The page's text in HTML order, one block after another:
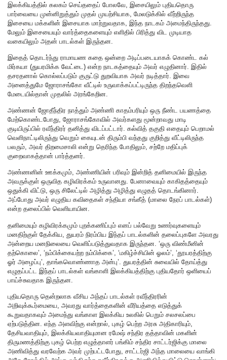
இலக்கியத்தில் கலகம் செய்ததைப் போலவே, இசையிலும் புதியதொரு
பார்வையை முன்னிறுத்தும் முதல் முயற்சியாக, மேலடுக்கில் வீற்றிருந்த
இசையை மக்களின் இசையாக மாற்றுவதாக, இந்த நாடகம் அமைந்திருந்தது.
மேலும் இசையையும் வார்த்தைகளையும் எளிதில் பிரித்து விட முடியாத
வகையிலும் அதன் பாடல்கள் இருந்தன.
இதைத் தொடர்ந்து ராமாயண கதை ஒன்றை அடிப்படையாகக் கொண்ட கல்
மிர்கயா (துயரமிக்க வேட்டை) என்ற நாடகத்தையும் அவர் எழுதினார். இதில்
தசரதனால் கொல்லப்படும் குருட்டு துறவியாக அவர் நடித்தார். இவை
அனைத்துமே ஜோராசங்கோ வீட்டில் உருவாக்கப்பட்டிருந்த திறந்தவெளி
மேடையில்தான் முதலில் அரங்கேறின.
அண்ணன் ஜோதீந்திர நாத்தும் அண்ணி காதம்பரியும் ஒரு நீண்ட பயணத்தை
மேற்கொண்டபோது, ஜோராசங்கோவில் அவர்களது மூன்றாவது மாடி
குடியிருப்பில் ரவீந்திரர் தனித்து விடப்பட்டார். கல்வித் தகுதி எதையும் பெறாமல்
வெளிநாட்டிலிருந்து வெறும் கையுடன் திரும்பி வந்தது குறித்து வீட்டிலிருந்த
பலரும், அவர் திறமைசாலி என்று தெரிந்த போதிலும், சற்றே மதிப்புக்
குறைவாகத்தான் பார்த்தனர்.
அண்ணனின் ஊக்கமும், அண்ணியின் பரிவும் இன்றித் தனிமையில் இருந்த
அவருக்குள் ஒருவித கழிவிரக்கம் உருவானது. பேனாவையும் காகிதத்தையும்
ஒதுக்கி விட்டு, ஒரு சிலேட்டில் அழித்து அழித்து எழுதத் தொடங்கினார்.
அப்போது அவர் எழுதிய கவிதைகள் சந்தியா சங்கீத் (மாலை நேரப் பாடல்கள்)
என்ற தலைப்பில் வெளியாயின.
தனிமையும் கழிவிரக்கமும் புறக்கணிப்பும் எனப் பல்வேறு உணர்வுகளையும்
மனதிற்குள் தேக்கிய, துயரம் நிரம்பிய இந்தப் பாடல்களின் தலைப்புகளே அவரது
அன்றைய மனநிலையை வெளிப்படுத்துவதாக இருந்தன. ‘ஒரு விண்மீனின்
தற்கொலை’, ‘நம்பிக்கையற்ற நம்பிக்கை’, ‘மகிழ்ச்சியின் ஓலம்’, ‘தூயரத்திற்கு
ஓர் அழைப்பு’, தாங்கவொண்ணாத அன்பு’. துயரத்தின் சுவையில் தோய்த்து
எழுதப்பட்ட இந்தப் பாடல்கள் வங்காளி இலக்கியத்திற்கு புதியதோர் ஒளியைப்
பாய்ச்சுவதாக இருந்தன.
புதியதொரு தென்றலாக வீசிய அந்தப் பாடல்கள் ரவீந்திரரின்
அறிவுக்கூர்மையை, அவரது வார்த்தைகளின் வீரியத்தை எடுத்துக்
கூறுவதாகவும் அமைந்து வங்காள இலக்கிய உலகில் பெறும் சலசலப்பை
ஏற்படுத்தின. எந்த அளவிற்கு என்றால், புகழ் பெற்ற அரசு அதிகாரியும்,
தேசியவாதியும், இலக்கியவாதியுமான ரமேஷ் சந்திர தத்தாவின் மகளின்
திருமணத்திற்கு புகழ் பெற்ற எழுத்தாளர் பங்கிம் சந்திர சாட்டர்ஜிக்கு மாலை
அணிவித்து வரவேற்க அவர் முற்பட்டபோது, சாட்டர்ஜி அந்த மாலையை வாங்கி